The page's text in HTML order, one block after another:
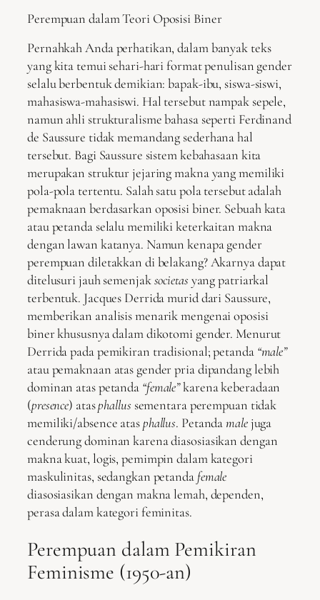
Perempuan dalam Teori Oposisi Biner
Pernahkah Anda perhatikan, dalam banyak teks
yang kita temui sehari-hari format penulisan gender
selalu berbentuk demikian: bapak-ibu, siswa-siswi,
mahasiswa-mahasiswi. Hal tersebut nampak sepele,
namun ahli strukturalisme bahasa seperti Ferdinand
de Saussure tidak memandang sederhana hal
tersebut. Bagi Saussure sistem kebahasaan kita
merupakan struktur jejaring makna yang memiliki
pola-pola tertentu. Salah satu pola tersebut adalah
pemaknaan berdasarkan oposisi biner. Sebuah kata
atau petanda selalu memiliki keterkaitan makna
dengan lawan katanya. Namun kenapa gender
perempuan diletakkan di belakang? Akarnya dapat
ditelusuri jauh semenjaksocietas yang patriarkal
terbentuk. Jacques Derrida murid dari Saussure,
memberikan analisis menarik mengenai oposisi
biner khususnya dalam dikotomi gender. Menurut
Derrida pada pemikiran tradisional; petanda “male”
atau pemaknaan atas gender pria dipandang lebih
dominan atas petanda “female”karena keberadaan
(presence) atasphallus sementara perempuan tidak
memiliki/absence atasphallus. Petandamalejuga
cenderung dominan karena diasosiasikan dengan
makna kuat, logis, pemimpin dalam kategori
maskulinitas, sedangkan petanda female
diasosiasikan dengan makna lemah, dependen,
perasa dalam kategori feminitas.
Perempuan dalam Pemikiran
Feminisme (1950-an)